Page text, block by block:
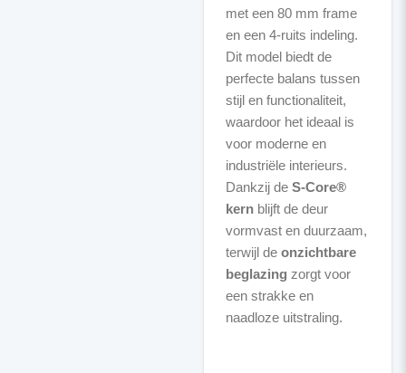
met een 80 mm frame
en een 4-ruits indeling.
Dit model biedt de
perfecte balans tussen
stijl en functionaliteit,
waardoor het ideaal is
voor moderne en
industriële interieurs.
Dankzij de S-Core®
kernblijft de deur
vormvast en duurzaam,
terwijl de onzichtbare
beglazing zorgt voor
een strakke en
naadloze uitstraling.